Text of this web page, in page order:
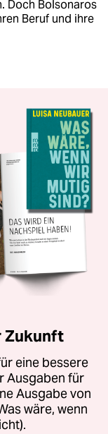
Doch Bolsonaros
Beruf und ihre
Zukunft
eine bessere
Ausgaben für
Ausgabe von
wäre, wenn